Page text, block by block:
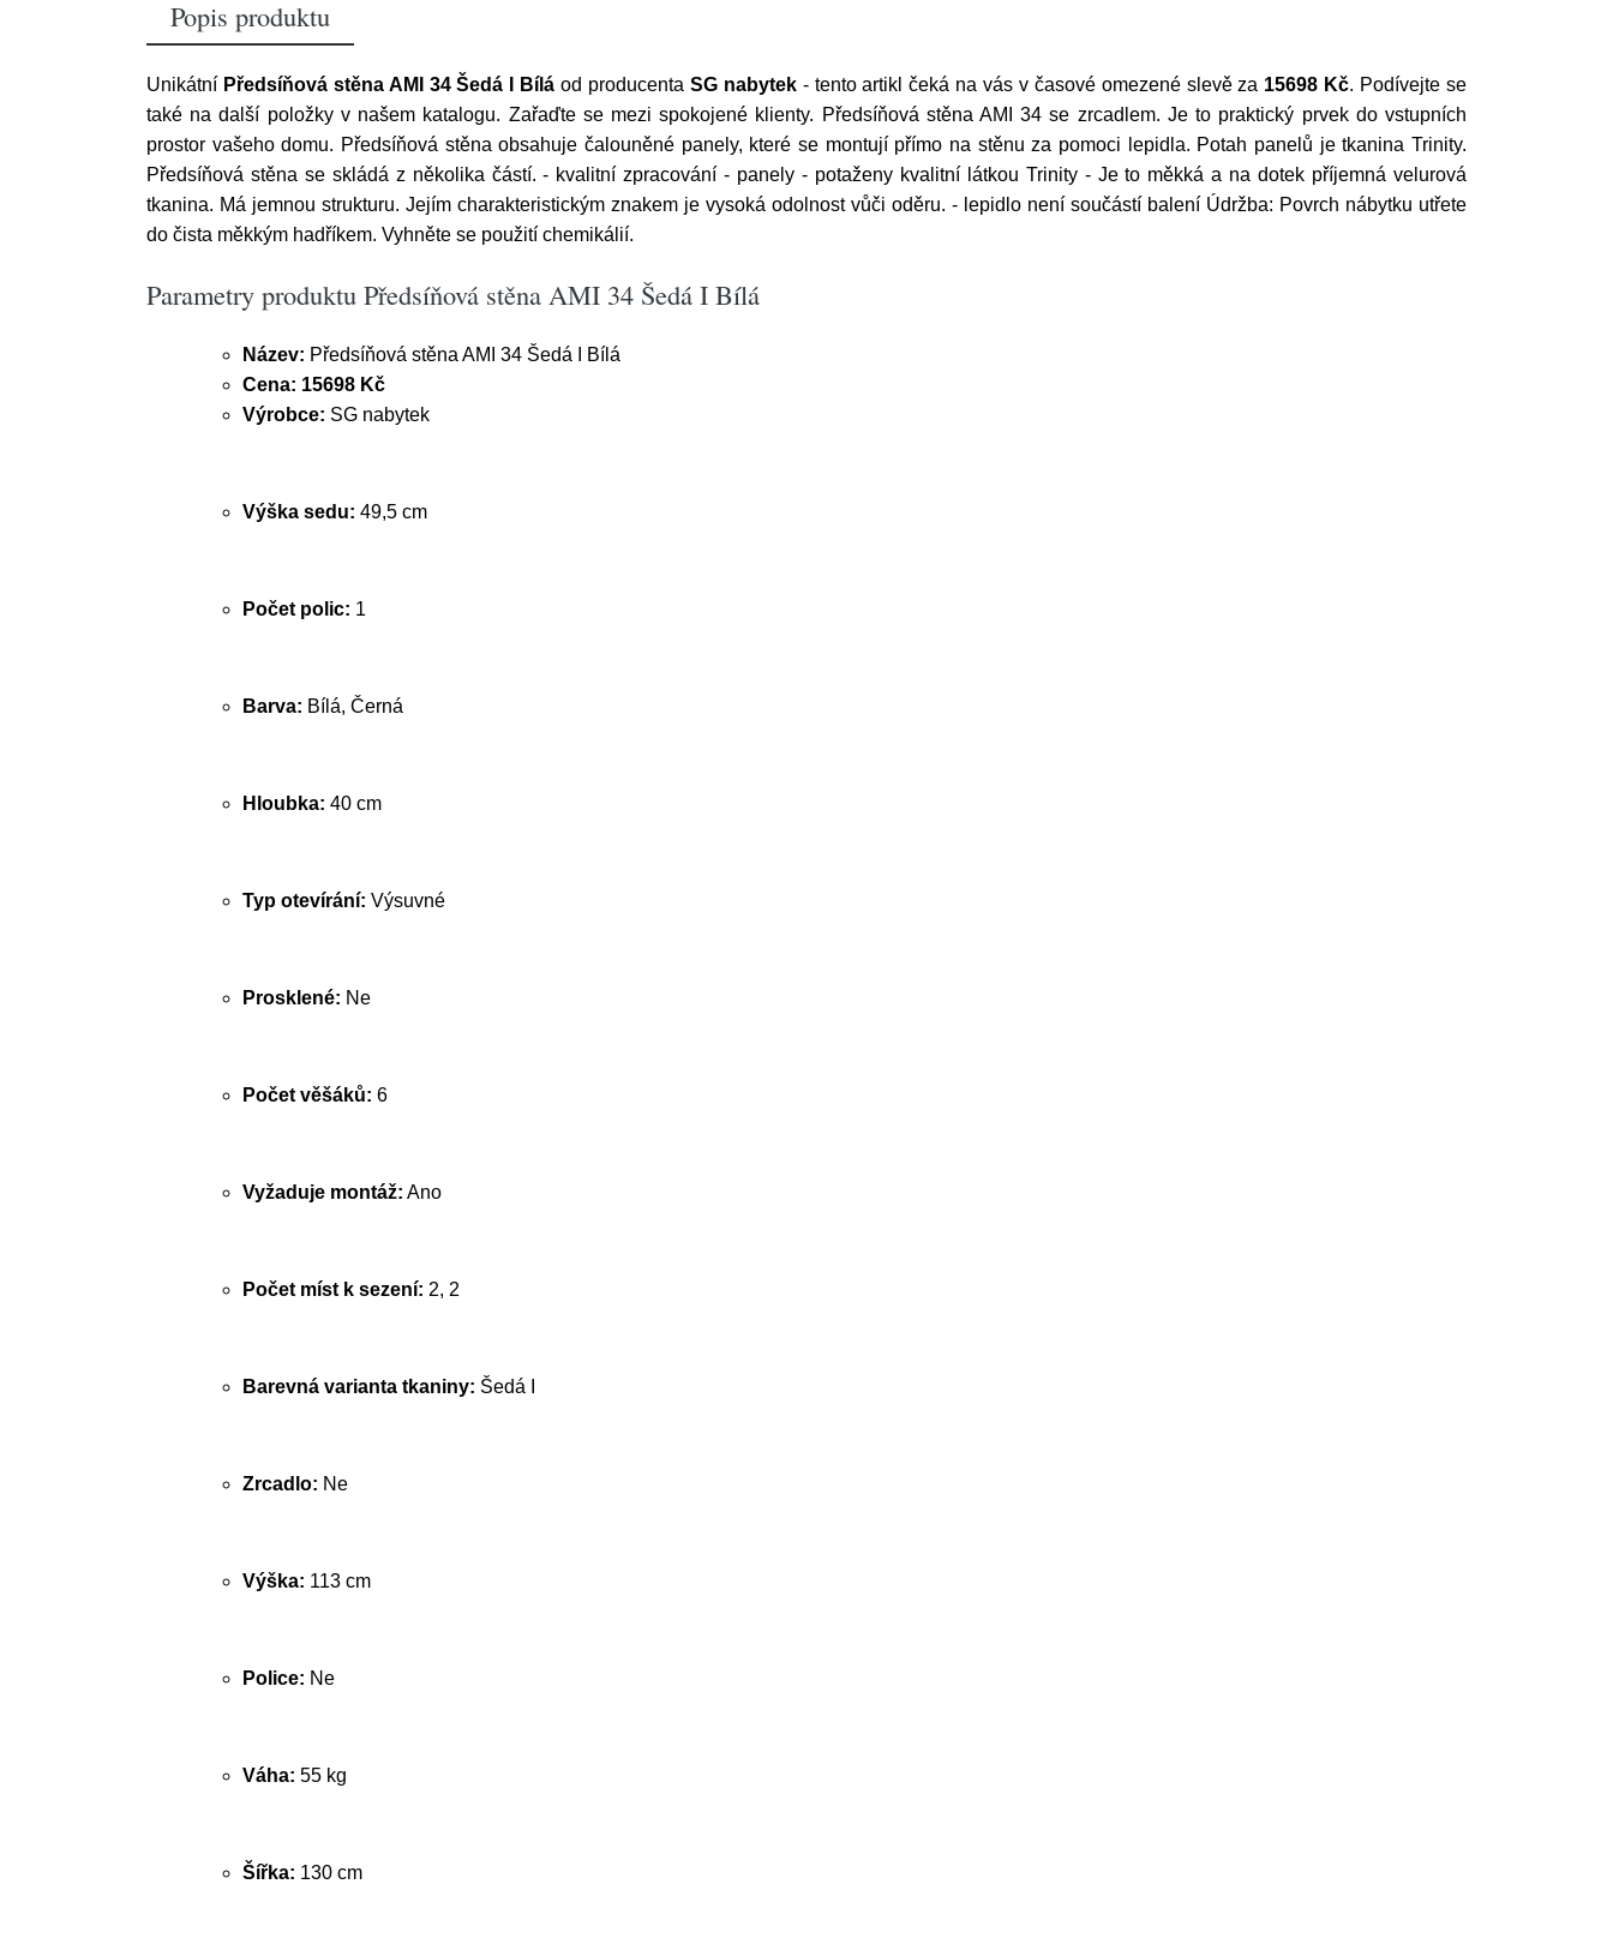
Popis produktu
Unikátní Předsíňová stěna AMI 34 Šedá I Bílá od producenta SG nabytek- tento artikl čeká na vás v časové omezené slevě za 15698 Kč. Podívejte se
také na další položky v našem katalogu. Zařaďte se mezi spokojené klienty. Předsíňová stěna AMI 34 se zrcadlem. Je to praktický prvek do vstupních
prostor vašeho domu. Předsíňová stěna obsahuje čalouněné panely, které se montují přímo na stěnu za pomoci lepidla. Potah panelů je tkanina Trinity.
Předsíňová stěna se skládá z několika částí. - kvalitní zpracování - panely - potaženy kvalitní látkou Trinity - Je to měkká a na dotek příjemná velurová
tkanina. Má jemnou strukturu. Jejím charakteristickým znakem je vysoká odolnost vůči oděru. - lepidlo není součástí balení Údržba: Povrch nábytku utřete
do čista měkkým hadříkem. Vyhněte se použití chemikálií.
Parametry produktu Předsíňová stěna AMI 34 Šedá I Bílá
Název: Předsíňová stěna AMI 34 Šedá I Bílá
Cena: 15698 Kč
Výrobce: SG nabytek
Výška sedu: 49,5 cm
Počet polic: 1
Barva: Bílá, Černá
Hloubka: 40 cm
Typ otevírání: Výsuvné
Prosklené: Ne
Počet věšáků: 6
Vyžaduje montáž: Ano
Počet míst k sezení: 2, 2
Barevná varianta tkaniny: Šedá I
Zrcadlo: Ne
Výška: 113 cm
Police: Ne
Váha: 55 kg
Šířka: 130 cm